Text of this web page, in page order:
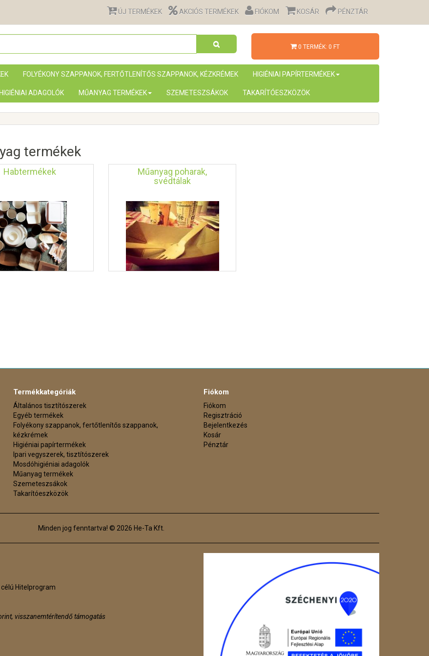
ÚJ TERMÉKEK AKCIÓS TERMÉKEK FIÓKOM KOSÁR PÉNZTÁR
0 TERMÉK: 0 FT
FOLYÉKONY SZAPPANOK, FERTŐTLENÍTŐS SZAPPANOK, KÉZKRÉMEK HIGIÉNIAI PAPÍRTERMÉKEK
ADAGOLÓK MŰANYAG TERMÉKEK SZEMETESZSÁKOK TAKARÍTÓESZKÖZÖK
termékek
Habtermékek
Műanyag poharak,
svédtálak
Termékkategóriák
Általános tisztítószerek
Egyéb termékek
Folyékony szappanok, fertőtlenítős szappanok,
kézkrémek
Higiéniai papírtermékek
Ipari vegyszerek, tisztítószerek
Mosdóhigiéniai adagolók
Műanyag termékek
Szemeteszsákok
Takarítóeszközök
Fiókom
Fiókom
Regisztráció
Bejelentkezés
Kosár
Pénztár
Minden jog fenntartva! © 2026 He-Ta Kft.
Hitelprogram
visszanemtérítendő támogatás